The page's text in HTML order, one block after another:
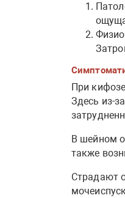
При
Здесь из-
В шейном
также
Страдают